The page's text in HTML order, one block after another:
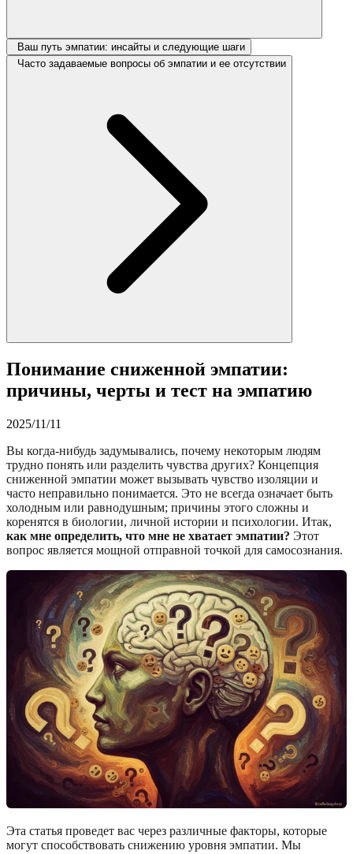
Ваш путь эмпатии: инсайты и следующие шаги
Часто задаваемые вопросы об эмпатии и ее отсутствии
Понимание сниженной эмпатии:
причины, черты и тест на эмпатию
2025/11/11
Вы когда-нибудь задумывались, почему некоторым людям
трудно понять или разделить чувства других? Концепция
сниженной эмпатии может вызывать чувство изоляции и
часто неправильно понимается. Это не всегда означает быть
холодным или равнодушным; причины этого сложны и
коренятся в биологии, личной истории и психологии. Итак,
как мне определить, что мне не хватает эмпатии? Этот
вопрос является мощной отправной точкой для самосознания.
Эта статья проведет вас через различные факторы, которые
могут способствовать снижению уровня эмпатии. Мы